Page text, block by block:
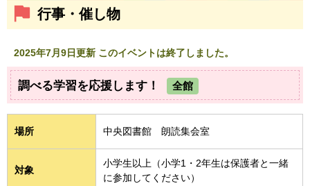
行事・催し物
2025年7月9日更新 このイベントは終了しました。
調べる学習を応援します！ 全館
場所 中央図書館 朗読集会室
対象
小学生以上（小学1・2年生は保護者と一緒
に参加してください）